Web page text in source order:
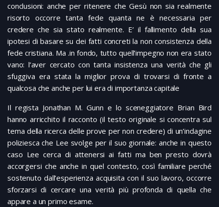
conclusioni: anche per ritenere che Gesù non sia realmente
risorto occorre tanta fede quanta ne è necessaria per
credere che sia stato realmente. E’ il fallimento della sua
ipotesi di basare su dei fatti concreti la non consistenza della
fede cristiana. Ma .in fondo, tutto quell’impegno non era stato
vano: l’aver cercato con tanta insistenza una verità che gli
sfuggiva era stata la miglior prova di trovarsi di fronte a
qualcosa che anche per lui era di importanza capitale
Il regista Jonathan M. Gunn e lo sceneggiatore Brian Bird
hanno arricchito il racconto (il testo originale si concentra sul
tema della ricerca delle prove per non credere) di un’indagine
poliziesca che Lee svolge per il suo giornale: anche in questo
caso Lee cerca di attenersi ai fatti ma ben presto dovrà
accorgersi che anche in quel contesto, così familiare perché
sostenuto dall’esperienza acquisita con il suo lavoro, occorre
sforzarsi di cercare una verità più profonda di quella che
appare a un primo esame.